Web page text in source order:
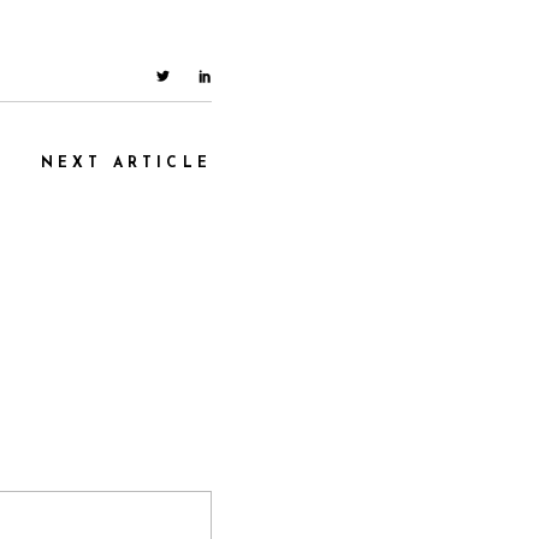
NEXT ARTICLE